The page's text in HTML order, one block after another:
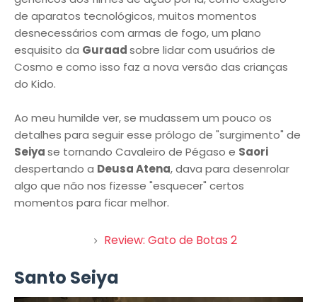
de aparatos tecnológicos, muitos momentos
desnecessários com armas de fogo, um plano
esquisito da Guraadsobre lidar com usuários de
Cosmo e como isso faz a nova versão das crianças
do Kido.
Ao meu humilde ver, se mudassem um pouco os
detalhes para seguir esse prólogo de "surgimento" de
Seiyase tornando Cavaleiro de Pégaso e Saori
despertando a Deusa Atena, dava para desenrolar
algo que não nos fizesse "esquecer" certos
momentos para ficar melhor.
Review: Gato de Botas 2
Santo Seiya